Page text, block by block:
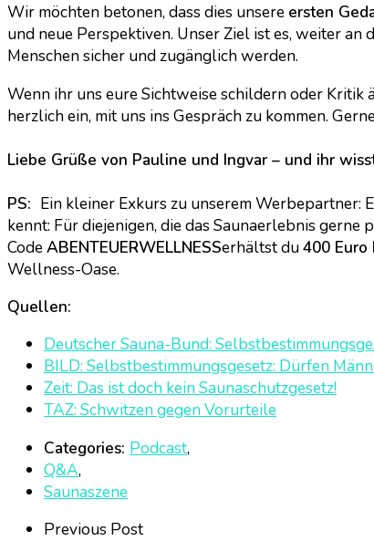
Wir möchten betonen, dass dies unsere ersten
und neue Perspektiven. Unser Ziel ist es, weiter
Menschen sicher und zugänglich werden.
Wenn ihr uns eure Sichtweise schildern oder
herzlich ein, mit uns ins Gespräch zu kommen.
Liebe Grüße von Pauline und Ingvar – und ihr
PS: Ein kleiner Exkurs zu unserem Werbepartner:
kennt: Für diejenigen, die das Saunaerlebnis gerne
CodeABENTEUERWELLNESSerhältst du400 Euro
Wellness-Oase.
Quellen:
Deutscher Sauna-Bund:
BILD: Selbstbestimmungsgesetz: Dürfen
Zeit: Das ist doch kein Saunaschutzgesetz!
TAZ: Schwitzen gegen Vorurteile
Categories: Podcast,
Q&A,
Saunaszene
Previous Post